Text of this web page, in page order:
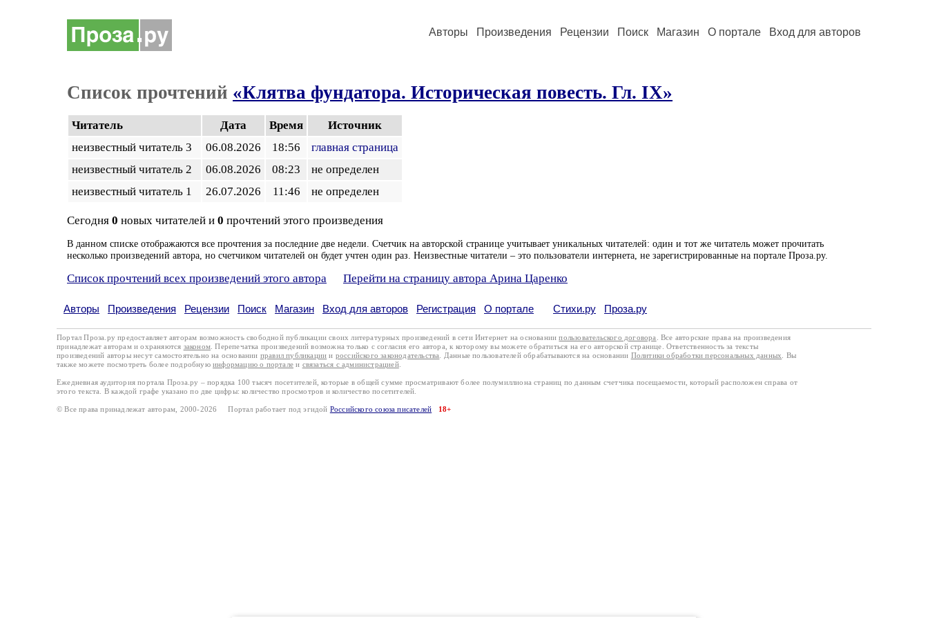
Авторы Произведения Рецензии Поиск Магазин О портале Вход для авторов
Список прочтений «Клятва фундатора. Историческая повесть. Гл. IX»
Читатель Дата Время
Источник
неизвестный читатель 3
06.08.2026 18:56
главная страница
неизвестный читатель 2
06.08.2026 08:23
не определен
неизвестный читатель 1
26.07.2026 11:46 не определен
Сегодня 0 новых читателей и 0 прочтений этого произведения
В данном списке отображаются все прочтения за последние две недели. Счетчик на авторской странице учитывает уникальных читателей: один и тот же читатель может прочитать
несколько произведений автора, но счетчиком читателей он будет учтен один раз. Неизвестные читатели – это пользователи интернета, не зарегистрированные на портале Проза.ру.
Список прочтений всех произведений этого автора Перейти на страницу автора Арина Царенко
Авторы Произведения Рецензии Поиск Магазин Вход для авторов Регистрация О портале Стихи.ру Проза.ру
Портал Проза.ру предоставляет авторам возможность свободной публикации своих литературных произведений в сети Интернет на основаниипользовательского договора
. Все авторские права на произведения
принадлежат авторам и охраняются законом . Перепечатка произведений возможна только с согласия его автора, к которому вы можете обратиться на его авторской странице. Ответственность за тексты
произведений авторы несут самостоятельно на основании правил публикации и российского законодательства . Данные пользователей обрабатываются на основании Политики обработки персональных данных
. Вы
также можете посмотреть более подробную информацию о портале и связаться с администрацией.
Ежедневная аудитория портала Проза.ру – порядка 100 тысяч посетителей, которые в общей сумме просматривают более полумиллиона страниц по данным счетчика посещаемости, который расположен справа от
этого текста. В каждой графе указано по две цифры: количество просмотров и количество посетителей.
© Все права принадлежат авторам, 2000-2026 Портал работает под эгидой Российского союза писателей 18+